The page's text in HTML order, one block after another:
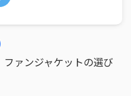
ファンジャケットの選び